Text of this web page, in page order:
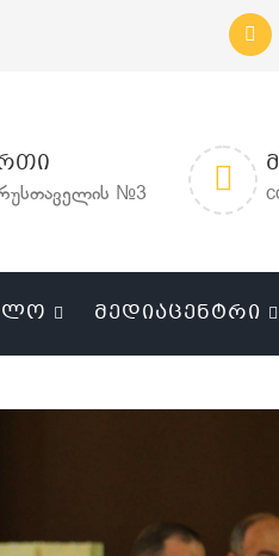
რუსთაველის №3
ᲛᲔᲓᲘᲐᲪᲔᲜᲢᲠᲘ